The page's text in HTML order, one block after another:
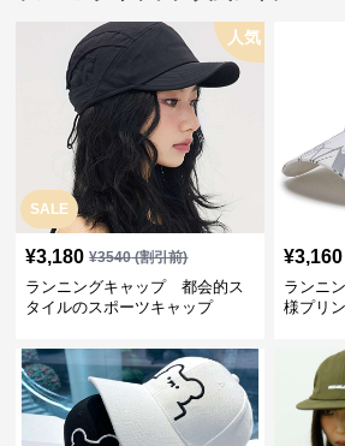
SALE
人気
¥3,180 ¥3540(割引前)
ランニングキャップ 都会的ス
タイルのスポーツキャップ
¥3,160
ランニ
様プリ